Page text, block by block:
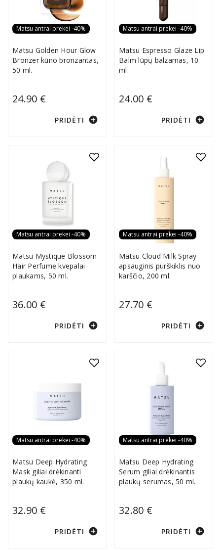
Matsu antrai prekei -40%
Matsu Golden Hour Glow
Bronzer kūno bronzantas,
50 ml.
24.90 €
PRIDĖTI add_circle
Matsu antrai prekei -40%
Matsu Espresso Glaze Lip
Balm lūpų balzamas, 10
ml.
24.00 €
PRIDĖTI add_circle
Matsu antrai prekei -40%
Matsu Mystique Blossom
Hair Perfume kvepalai
plaukams, 50 ml.
36.00 €
PRIDĖTI add_circle
Matsu antrai prekei -40%
Matsu Cloud Milk Spray
apsauginis purškiklis nuo
karščio, 200 ml.
27.70 €
PRIDĖTI add_circle
Matsu antrai prekei -40%
Matsu Deep Hydrating
Mask giliai drėkinanti
plaukų kaukė, 350 ml.
32.90 €
PRIDĖTI add_circle
Matsu antrai prekei -40%
Matsu Deep Hydrating
Serum giliai drėkinantis
plaukų serumas, 50 ml.
32.80 €
PRIDĖTI add_circle